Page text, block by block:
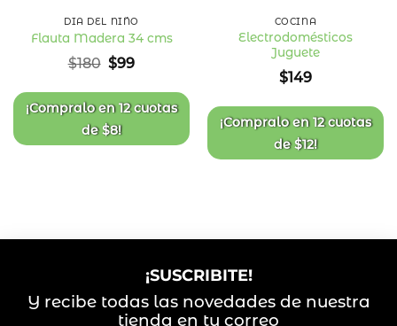
de
deseos
DÍA DEL NIÑO
Flauta Madera 34 cms
$180 El
original
era:
$180.
$99El
actual
es:
$99.
¡Compralo en12 cuotas
de$8!
COCINA
Electrodomésticos
Juguete
$149
¡Compralo en12 cuotas
de$12!
¡SUSCRIBITE!
Y recibe todas las novedades de nuestra
tienda en tu correo